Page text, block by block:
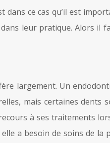
dans ce cas qu’il est
leur pratique. Alors il
largement. Un
mais certaines dents
à ses traitements
a besoin de soins de la